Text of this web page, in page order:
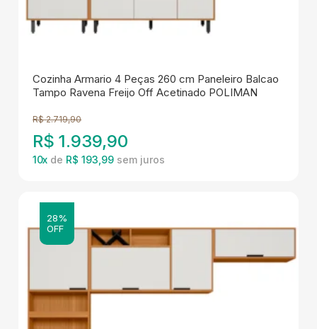
Cozinha Armario 4 Peças 260 cm Paneleiro Balcao
Tampo Ravena Freijo Off Acetinado POLIMAN
R$ 2.719,90
R$ 1.939,90
10x de R$ 193,99
28%
OFF